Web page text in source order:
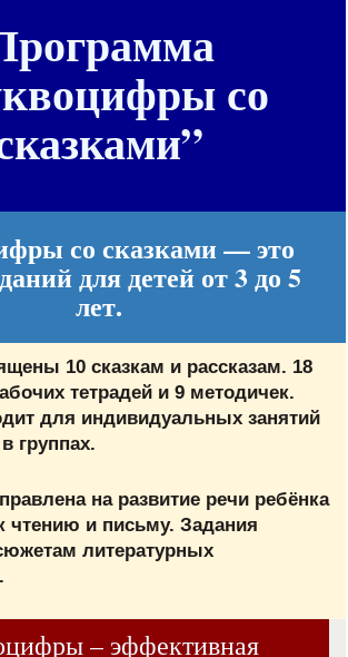
со
со сказками — это
для детей от 3 до 5
лет.
10 сказкам и рассказам. 18
тетрадей и 9 методичек.
для индивидуальных занятий
группах.
на развитие речи ребёнка
чтению и письму. Задания
литературных
– эффективная